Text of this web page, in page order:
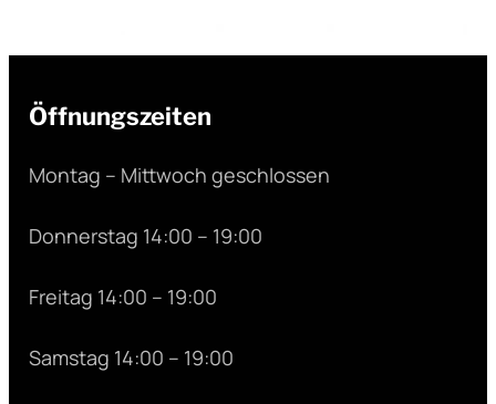
Öffnungszeiten
Montag – Mittwoch geschlossen
Donnerstag 14:00 – 19:00
Freitag 14:00 – 19:00
Samstag 14:00 – 19:00